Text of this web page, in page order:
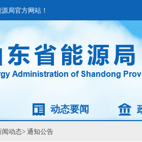
局官方网站！
动态要闻
闻动态> 通知公告